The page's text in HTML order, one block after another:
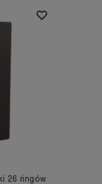
26 ringów